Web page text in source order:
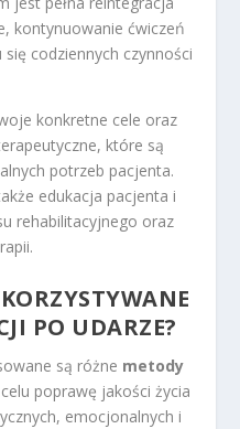
kontynuowanie ćwiczeń
codziennych czynności
konkretne cele oraz
które są
potrzeb pacjenta.
edukacja pacjenta i
rehabilitacyjnego oraz
PO UDARZE?
są różne metody
poprawę jakości życia
emocjonalnych i